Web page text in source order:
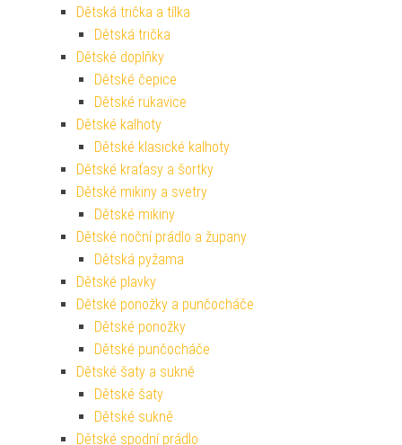
Dětská trička a tílka
Dětská trička
Dětské doplňky
Dětské čepice
Dětské rukavice
Dětské kalhoty
Dětské klasické kalhoty
Dětské kraťasy a šortky
Dětské mikiny a svetry
Dětské mikiny
Dětské noční prádlo a župany
Dětská pyžama
Dětské plavky
Dětské ponožky a punčocháče
Dětské ponožky
Dětské punčocháče
Dětské šaty a sukně
Dětské šaty
Dětské sukně
Dětské spodní prádlo